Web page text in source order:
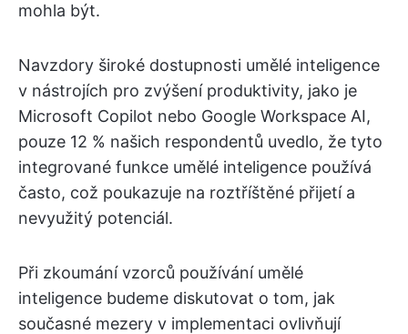
mohla být.
Navzdory široké dostupnosti umělé inteligence
v nástrojích pro zvýšení produktivity, jako je
Microsoft Copilot nebo Google Workspace AI,
pouze 12 % našich respondentů uvedlo, že tyto
integrované funkce umělé inteligence používá
často, což poukazuje na roztříštěné přijetí a
nevyužitý potenciál.
Při zkoumání vzorců používání umělé
inteligence budeme diskutovat o tom, jak
současné mezery v implementaci ovlivňují